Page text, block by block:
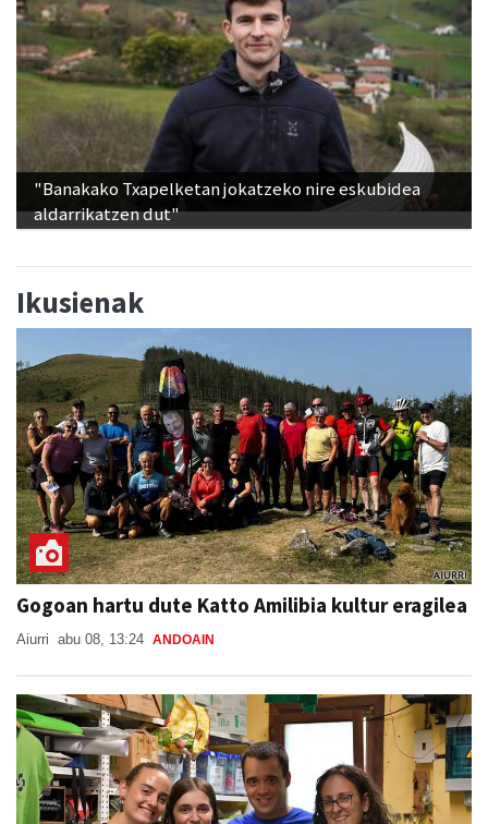
"Banakako Txapelketan jokatzeko nire eskubidea
aldarrikatzen dut"
Ikusienak
Gogoan hartu dute Katto Amilibia kultur eragilea
Aiurri abu 08, 13:24 ANDOAIN